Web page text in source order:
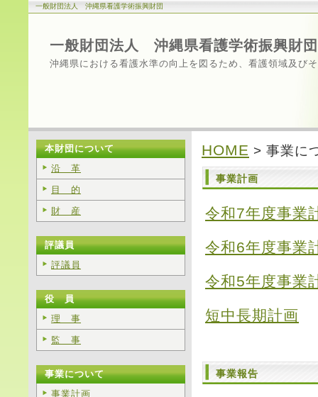
一般財団法人 沖縄県看護学術振興財団
一般財団法人 沖縄県看護学術振興財団
沖縄県における看護水準の向上を図るため、看護領域及び
HOME > 事業に
事業計画
令和7年度事業
令和6年度事業
令和5年度事業
短中長期計画
事業報告
本財団について
沿 革
目 的
財 産
評議員
評議員
役 員
理 事
監 事
事業について
事業計画